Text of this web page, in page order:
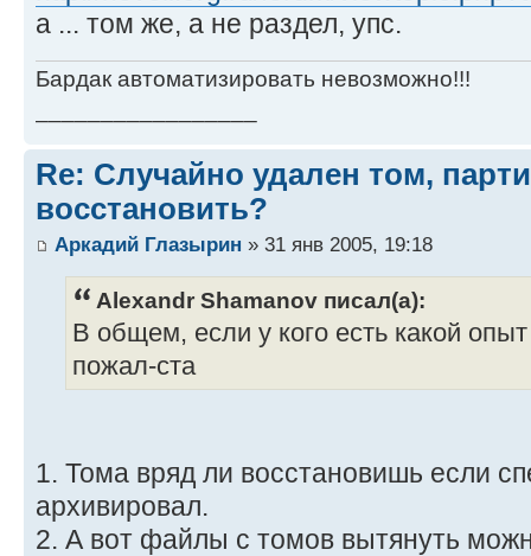
а ... том же, а не раздел, упс.
Бардак автоматизировать невозможно!!!
Re: Случайно удален том,
восстановить?
Аркадий Глазырин » 31 янв 2005, 19:18
Alexandr Shamanov писал(а):
В общем, если у кого есть какой
пожал-ста
1. Тома вряд ли восстановишь если
архивировал.
2. А вот файлы с томов вытянуть